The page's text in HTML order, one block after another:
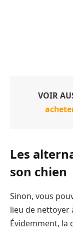
VOIR
Les
son chien
Sinon, vous
lieu de nettoyer
Évidemment, la